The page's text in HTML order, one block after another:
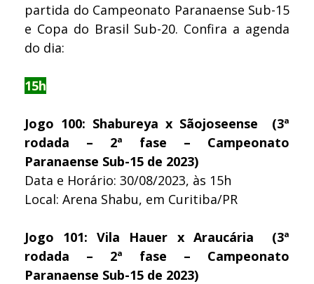
partida do Campeonato Paranaense Sub-15
e Copa do Brasil Sub-20. Confira a agenda
do dia:
15h
Jogo 100: Shabureya x Sãojoseense (3ª
rodada – 2ª fase – Campeonato
Paranaense Sub-15 de 2023)
Data e Horário: 30/08/2023, às 15h
Local: Arena Shabu, em Curitiba/PR
Jogo 101: Vila Hauer x Araucária (3ª
rodada – 2ª fase – Campeonato
Paranaense Sub-15 de 2023)